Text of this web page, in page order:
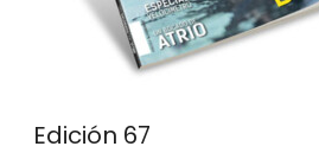
Edición 67